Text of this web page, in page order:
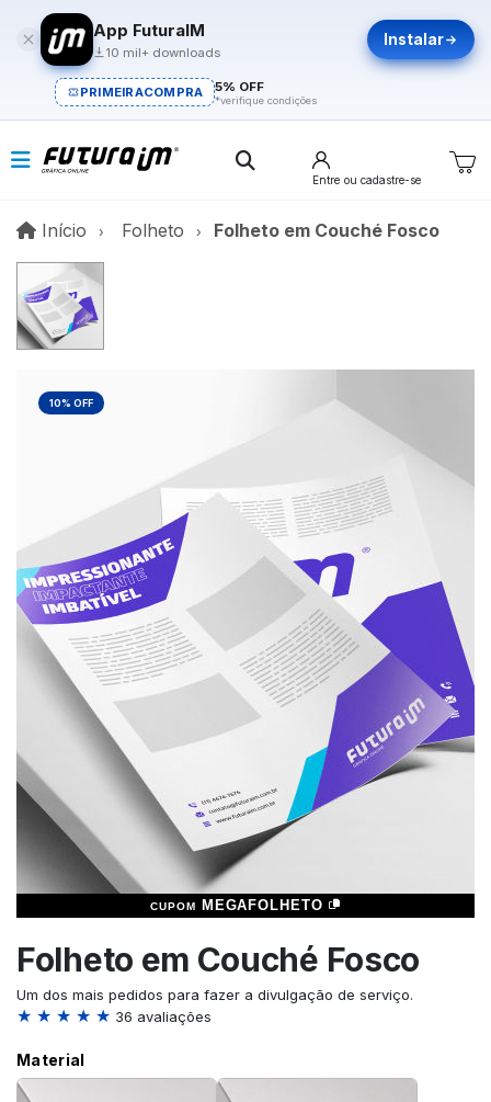
App FuturaIM
10 mil+ downloads
Instalar
PRIMEIRACOMPRA 5% OFF
*verifique condições
Entre ou cadastre-se
Início InícioFolheto Folheto em Couché Fosco
10% OFF
CUPOM MEGAFOLHETO
Folheto em Couché Fosco
Um dos mais pedidos para fazer a divulgação de serviço.
★ ★ ★ ★ ★ 36 avaliações
Material